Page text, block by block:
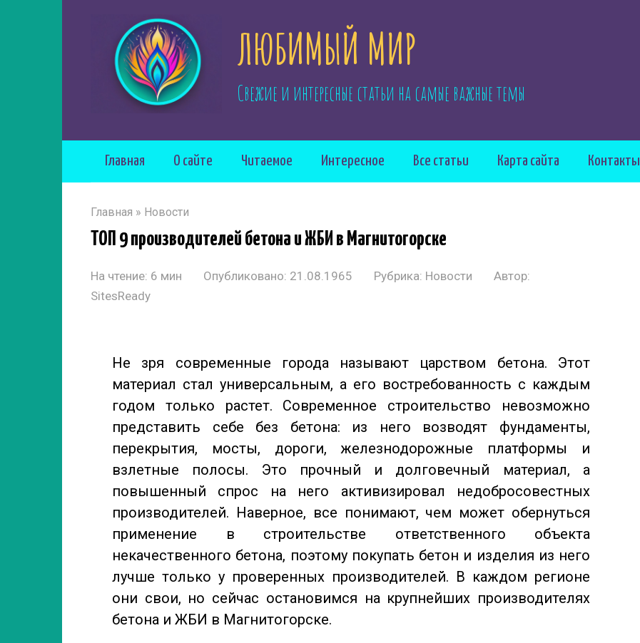
ЛЮБИМЫЙ МИР
Свежие и интересные статьи на самые важные темы
Главная О сайте Читаемое Интересное Все статьи Карта сайта Контакты
Главная » Новости
ТОП 9 производителей бетона и ЖБИ в Магнитогорске
На чтение: 6 мин Опубликовано: 21.08.1965 Рубрика: Новости
Автор:
SitesReady
Не зря современные города называют царством бетона. Этот
материал стал универсальным, а его востребованность с каждым
годом только растет. Современное строительство невозможно
представить себе без бетона: из него возводят фундаменты,
перекрытия, мосты, дороги,железнодорожные платформы и
взлетные полосы. Это прочный и долговечный материал, а
повышенный спрос на него активизировал недобросовестных
производителей. Наверное, все понимают, чем может обернуться
применение в строительстве ответственного объекта
некачественного бетона, поэтому покупать бетон и изделия из него
лучше только у проверенных производителей. В каждом регионе
они свои, но сейчас остановимся на крупнейших производителях
бетона и ЖБИ в Магнитогорске.